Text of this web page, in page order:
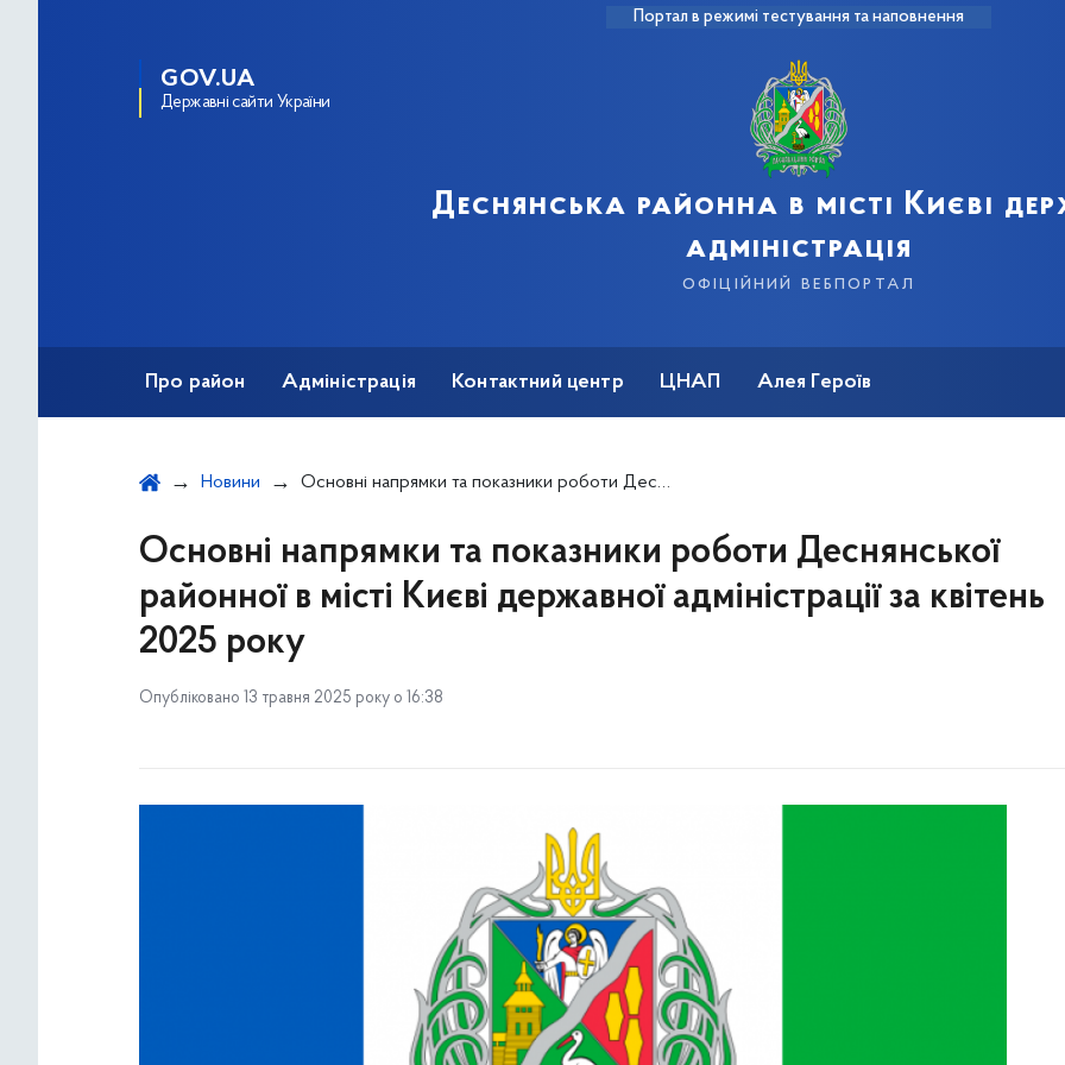
Портал в режимі тестування та наповнення
GOV.UA
Державні сайти України
Деснянська районна в місті Києві
адміністрація
офіційний вебпортал
Про район Адміністрація Контактний центр ЦНАП Алея Героїв
Новини Основні напрямки та показники роботи Деснянської районної в місті Києві державної адміністрації за квітень 2025 року
Основні напрямки та показники роботи Деснянської
районної в місті Києві державної адміністрації за квітень
2025 року
Опубліковано 13 травня 2025 року о 16:38